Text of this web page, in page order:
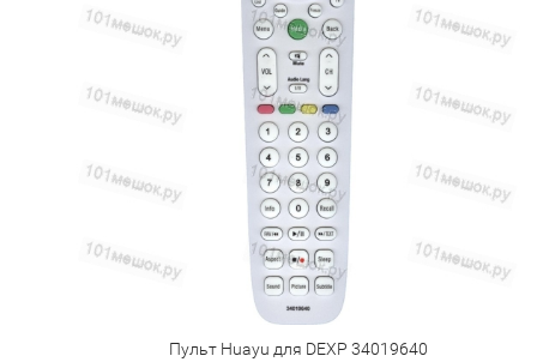
Пульт Huayu для DEXP 34019640